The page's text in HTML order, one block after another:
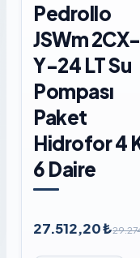
Pedrollo
JSWm 2CX-
Y-24 LT Su
Pompası
Paket
Hidrofor 4
6 Daire
27.512,20 ₺